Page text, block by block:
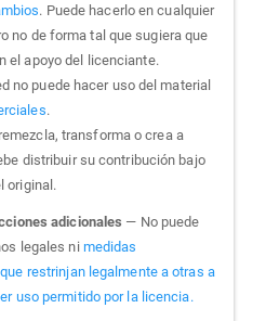
. Puede hacerlo en cualquier
no de forma tal que sugiera que
el apoyo del licenciante.
no puede hacer uso del material
.
transforma o crea a
distribuir su contribución bajo
original.
adicionales — No puede
legales ni medidas
restrinjan legalmente a otras a
uso permitido por la licencia.